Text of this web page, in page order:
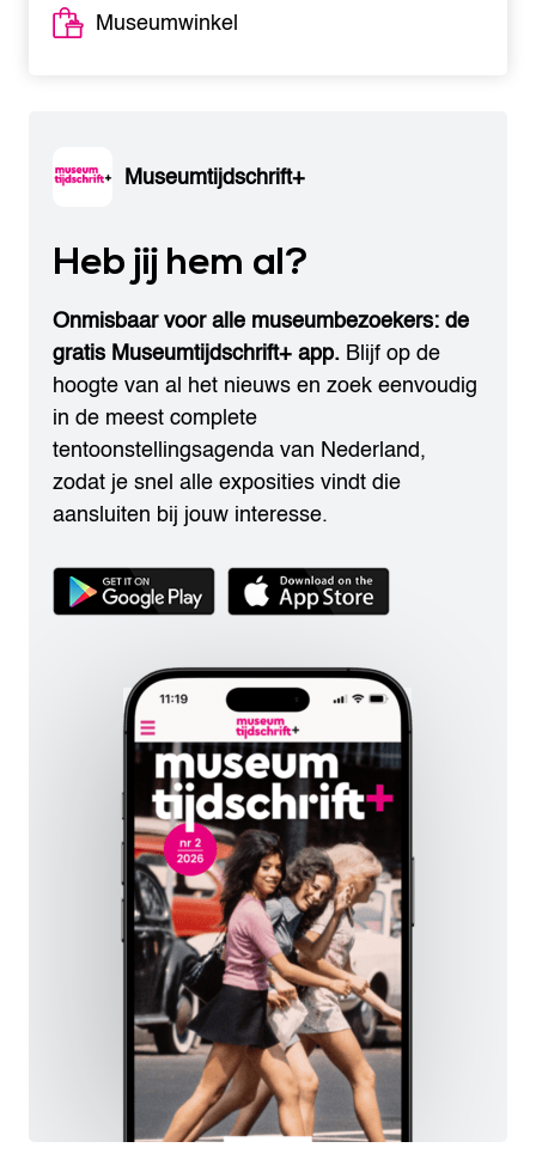
Museumwinkel
Museumtijdschrift+
Heb jij hem al?
Onmisbaar voor alle museumbezoekers: de
gratis Museumtijdschrift+ app. Blijf op de
hoogte van al het nieuws en zoek eenvoudig
in de meest complete
tentoonstellingsagenda van Nederland,
zodat je snel alle exposities vindt die
aansluiten bij jouw interesse.